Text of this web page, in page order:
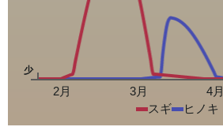
少
2月 3月 4月
スギ
ヒノキ